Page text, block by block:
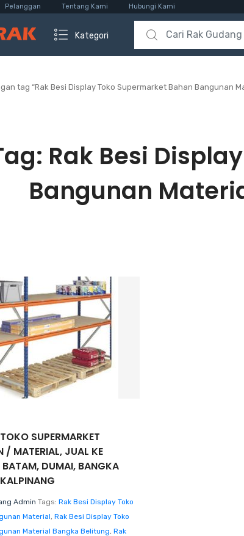
Pelanggan Tentang Kami Hubungi Kami
Kategori
Search for:
tag “Rak Besi Display Toko Supermarket Bahan Bangunan
Rak Besi
Bangunan
SUPERMARKET
/ MATERIAL, JUAL KE
DUMAI, BANGKA
Admin Tags: Rak Besi Display Toko
Material, Rak Besi Display Toko
Material Bangka Belitung, Rak